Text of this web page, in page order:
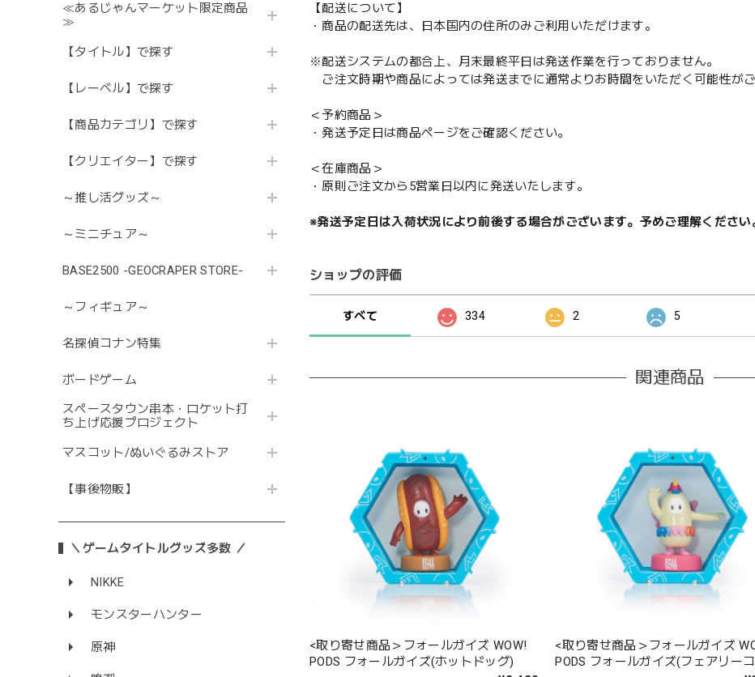
≪あるじゃんマーケット限定商品
≫
【タイトル】で探す
【レーベル】で探す
【商品カテゴリ】で探す
【クリエイター】で探す
～推し活グッズ～
～ミニチュア～
BASE2500 -GEOCRAPER STORE-
～フィギュア～
名探偵コナン特集
ボードゲーム
スペースタウン串本・ロケット打
ち上げ応援プロジェクト
マスコット/ぬいぐるみストア
【事後物販】
＼ゲームタイトルグッズ多数 ／
NIKKE
モンスターハンター
原神
【配送について】
・商品の配送先は、日本国内の住所のみご利用いただけます。
※配送システムの都合上、月末最終平日は発送作業を行っておりません。
ご注文時期や商品によっては発送までに通常よりお時間をいただく可能性がご
＜予約商品＞
・発送予定日は商品ページをご確認ください。
＜在庫商品＞
・原則ご注文から5営業日以内に発送いたします。
※発送予定日は入荷状況により前後する場合がございます。予めご理解ください
ショップの評価
すべて 334 2 5
関連商品
<取り寄せ商品＞フォールガイズ WOW!
PODS フォールガイズ(ホットドッグ)
<取り寄せ商品＞フォールガイズ
PODS フォールガイズ(フェアリー